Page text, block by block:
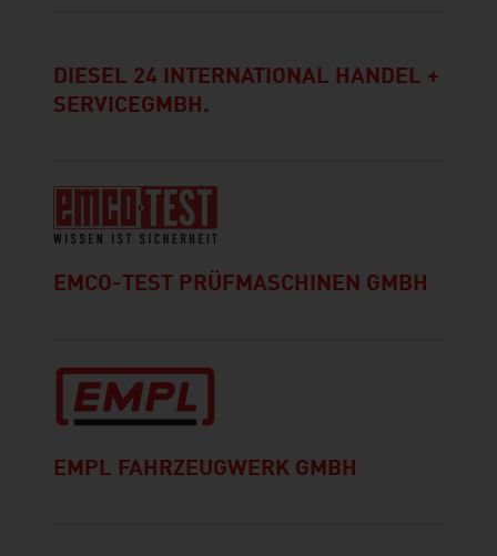
DIESEL 24 INTERNATIONAL HANDEL +
SERVICEGMBH.
EMCO-TEST PRÜFMASCHINEN GMBH
EMPL FAHRZEUGWERK GMBH